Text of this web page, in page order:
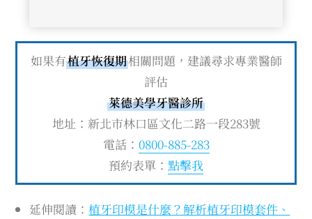
如果有植牙恢復期相關問題，建議尋求專業醫師
評估
萊德美學牙醫診所
地址：新北市林口區文化二路一段283號
電話： 0800-885-283
預約表單： 點擊我
延伸閱讀：植牙印模是什麼？解析植牙印模套件、